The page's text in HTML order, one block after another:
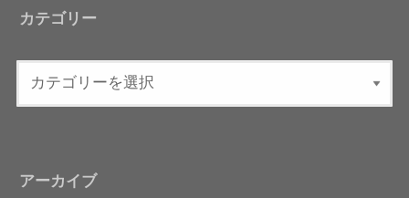
カテゴリー
アーカイブ